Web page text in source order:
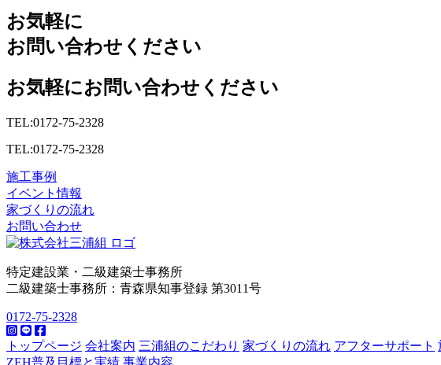
お気軽に
お問い合わせください
お気軽にお問い合わせください
TEL:0172-75-2328
TEL:0172-75-2328
施工事例
イベント情報
家づくりの流れ
お問い合わせ
特定建設業・二級建築士事務所
二級建築士事務所：青森県知事登録 第3011号
0172-75-2328
トップページ 会社案内 三浦組のこだわり 家づくりの流れ アフターサポート
ZEH普及目標と実績 事業内容